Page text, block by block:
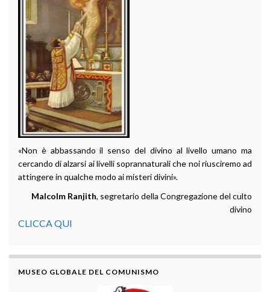
«Non è abbassando il senso del divino al livello umano ma
cercando di alzarsi ai livelli soprannaturali che noi riusciremo ad
attingere in qualche modo ai misteri divini».
Malcolm Ranjith, segretario della Congregazione del culto
divino
CLICCA QUI
MUSEO GLOBALE DEL COMUNISMO